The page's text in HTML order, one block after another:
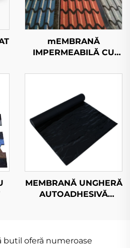
mEMBRANĂ
IMPERMEABILĂ CU
MEMBRANĂ UNGHERĂ
AUTOADHESIVĂ
butil oferă numeroase